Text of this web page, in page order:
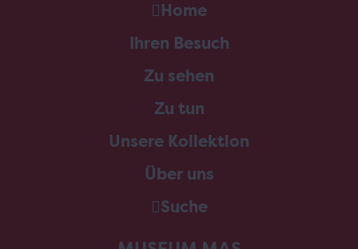
Home
Ihren Besuch
Zu sehen
Zu tun
Unsere Kollektion
Über uns
Suche